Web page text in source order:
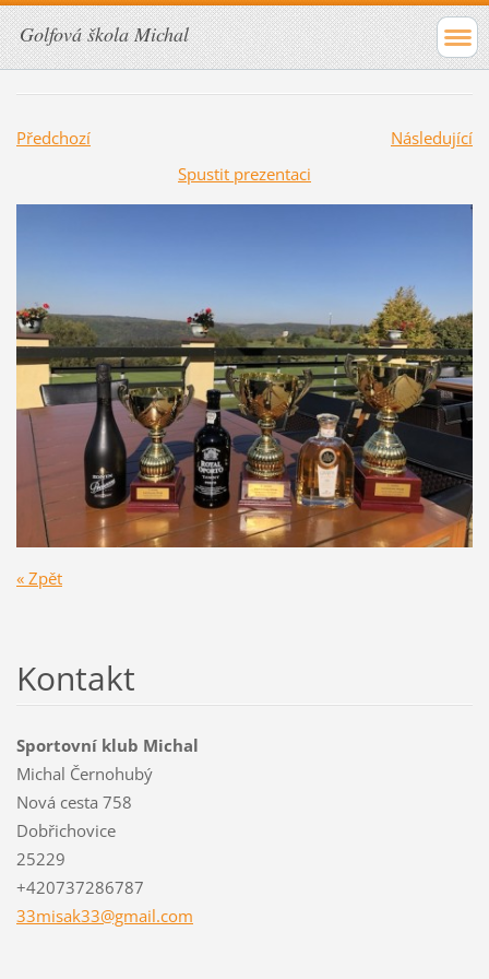
Golfová škola Michal
Předchozí
Následující
Spustit prezentaci
« Zpět
Kontakt
Sportovní klub Michal
Michal Černohubý
Nová cesta 758
Dobřichovice
25229
+420737286787
33misak33@gmail.com